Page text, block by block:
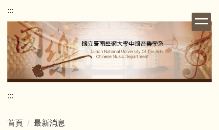
跳
主
要
內
容
區
:::
:::
首頁 最新消息